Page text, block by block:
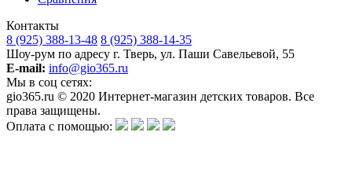
Контакты
8 (925) 388-13-48 8 (925) 388-14-35
Шоу-рум по адресу г. Тверь, ул. Паши Савельевой, 55
E-mail: info@gio365.ru
Мы в соц сетях:
gio365.ru © 2020 Интернет-магазин детских товаров. Все
права защищены.
Оплата с помощью: